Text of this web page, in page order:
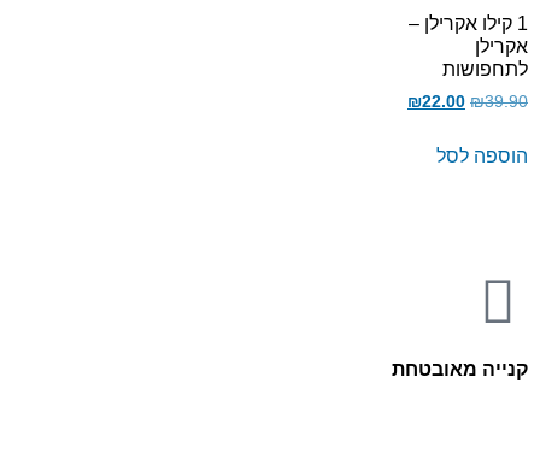
1 קילו אקרילן –
אקרילן
לתחפושות
₪39.90
₪22.00
הוספה לסל
קנייה מאובטחת